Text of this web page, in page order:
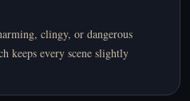
clingy, or dangerous
keeps every scene slightly